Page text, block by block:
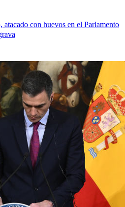
con huevos en el Parlamento